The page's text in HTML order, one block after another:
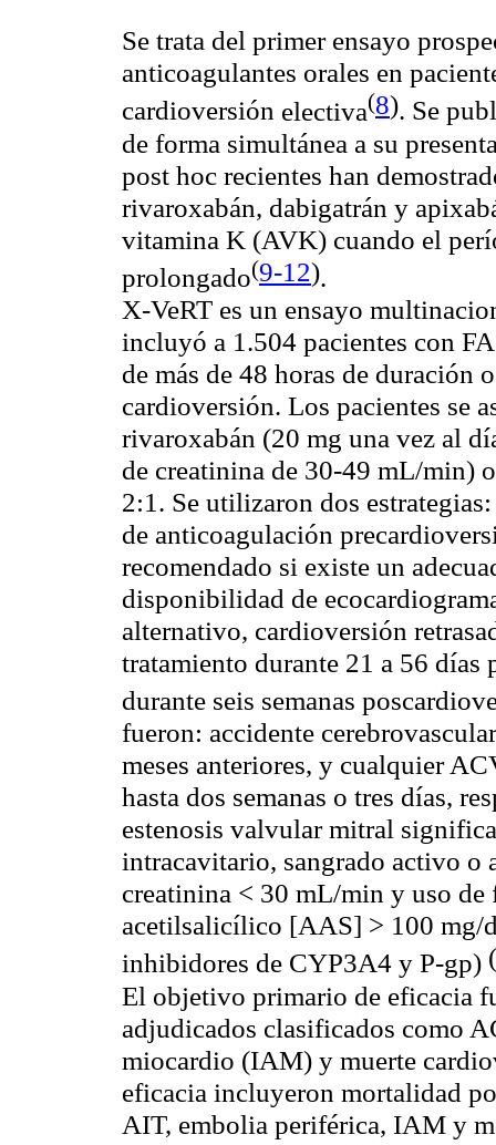
Se trata del primer ensayo
anticoagulantes orales en
cardioversión electiva(8). Se
de forma simultánea a su
post hoc recientes han
rivaroxabán, dabigatrán y
vitamina K (AVK) cuando el
prolongado(9-12).
X-VeRT es un ensayo
incluyó a 1.504 pacientes con
de más de 48 horas de duración
cardioversión. Los pacientes se
rivaroxabán (20 mg una vez al
de creatinina de 30-49 mL/min)
2:1. Se utilizaron dos
de anticoagulación
recomendado si existe un
disponibilidad de
alternativo, cardioversión
tratamiento durante 21 a 56
durante seis semanas
fueron: accidente
meses anteriores, y cualquier
hasta dos semanas o tres días,
estenosis valvular mitral
intracavitario, sangrado activo o
creatinina < 30 mL/min y uso de
acetilsalicílico [AAS] > 100 mg/
inhibidores de CYP3A4 y P-gp) (
El objetivo primario de eficacia
adjudicados clasificados como
miocardio (IAM) y muerte
eficacia incluyeron mortalidad
AIT, embolia periférica, IAM y